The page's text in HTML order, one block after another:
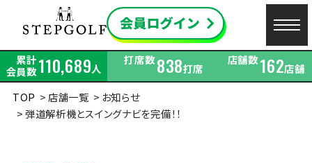
累計
会員数110,689人
打席数838打席
店舗数162店舗
TOP
店舗一覧
お知らせ
弾道解析機とスイングナビを完備！！